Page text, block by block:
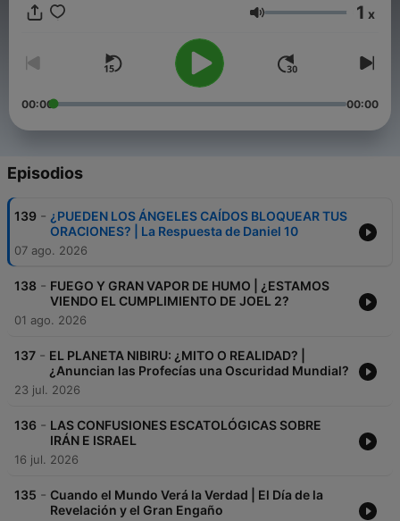
Volumen 1 x
00:00 00:00
Episodios
139 - ¿PUEDEN LOS ÁNGELES CAÍDOS BLOQUEAR TUS
ORACIONES? | La Respuesta de Daniel 10
07 ago. 2026
138 - FUEGO Y GRAN VAPOR DE HUMO | ¿ESTAMOS
VIENDO EL CUMPLIMIENTO DE JOEL 2?
01 ago. 2026
137 - EL PLANETA NIBIRU: ¿MITO O REALIDAD? |
¿Anuncian las Profecías una Oscuridad Mundial?
23 jul. 2026
136 - LAS CONFUSIONES ESCATOLÓGICAS SOBRE
IRÁN E ISRAEL
16 jul. 2026
135 - Cuando el Mundo Verá la Verdad | El Día de la
Revelación y el Gran Engaño